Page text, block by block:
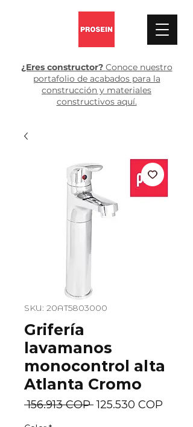
¿Eres constructor? Conoce nuestro
portafolio de acabados para la
construcción y materiales
constructivos aquí.
SKU: 20AT5803000
Grifería
lavamanos
monocontrol alta
Atlanta Cromo
156.913 COP Precio
125.530 COP